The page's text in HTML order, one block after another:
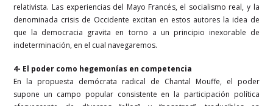
relativista. Las experiencias del Mayo Francés, el socialismo real, y la
denominada crisis de Occidente excitan en estos autores la idea de
que la democracia gravita en torno a un principio inexorable de
indeterminación, en el cual navegaremos.
4- El poder como hegemonías en competencia
En la propuesta demócrata radical de Chantal Mouffe, el poder
supone un campo popular consistente en la participación política